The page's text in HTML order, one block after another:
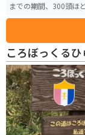
までの期間、300頭ほ
す。ビーナスラインか
ころぼっくるひ